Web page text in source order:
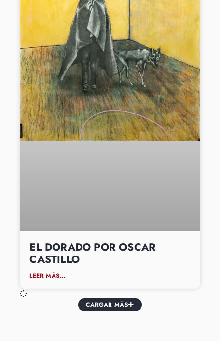
EL DORADO POR OSCAR
CASTILLO
LEER MÁS...
CARGAR MÁS